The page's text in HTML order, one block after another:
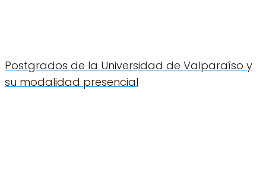
Postgrados de la Universidad de Valparaíso y
su modalidad presencial